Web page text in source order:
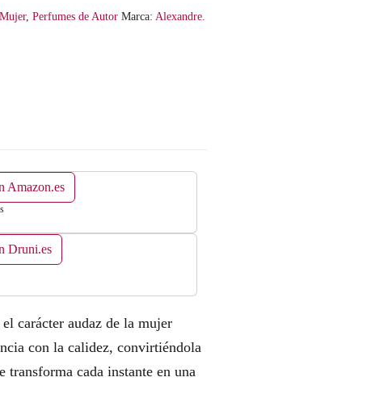
Mujer, Perfumes de Autor Marca: Alexandre.
Amazon.es
Druni.es
carácter audaz de la mujer
con la calidez, convirtiéndola
transforma cada instante en una